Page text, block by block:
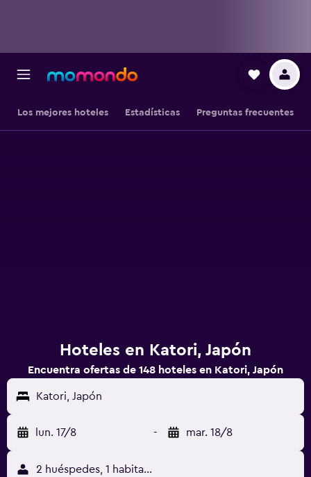
Los mejores hoteles Estadísticas Preguntas frecuentes
Hoteles en Katori, Japón
Encuentra ofertas de 148 hoteles en Katori, Japón
Katori, Japón
lun. 17/8 - mar. 18/8
2 huéspedes, 1 habitación